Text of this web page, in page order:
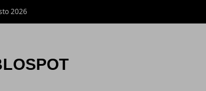
2026